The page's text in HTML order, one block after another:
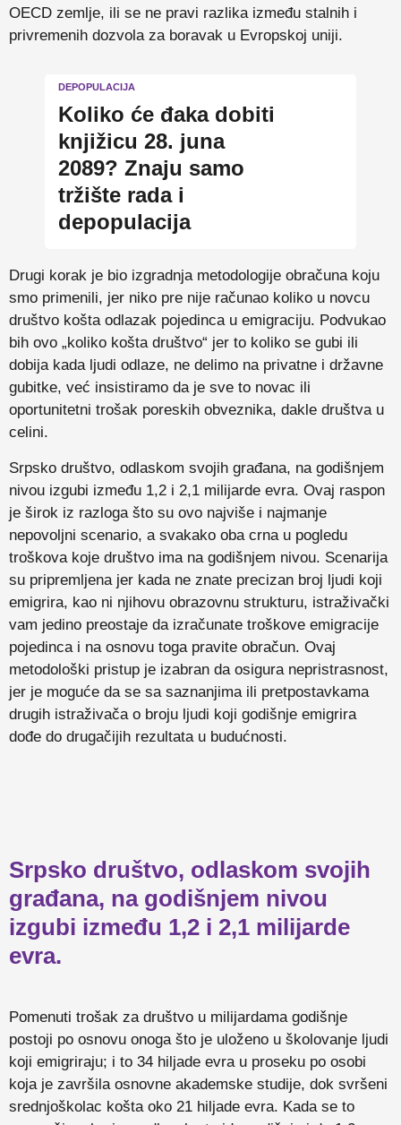
OECD zemlje, ili se ne pravi razlika između stalnih i
privremenih dozvola za boravak u Evropskoj uniji.
DEPOPULACIJA
Koliko će đaka dobiti
knjižicu 28. juna
2089? Znaju samo
tržište rada i
depopulacija
Drugi korak je bio izgradnja metodologije obračuna koju
smo primenili, jer niko pre nije računao koliko u novcu
društvo košta odlazak pojedinca u emigraciju. Podvukao
bih ovo „koliko košta društvo“ jer to koliko se gubi ili
dobija kada ljudi odlaze, ne delimo na privatne i državne
gubitke, već insistiramo da je sve to novac ili
oportunitetni trošak poreskih obveznika, dakle društva u
celini.
Srpsko društvo, odlaskom svojih građana, na godišnjem
nivou izgubi između 1,2 i 2,1 milijarde evra. Ovaj raspon
je širok iz razloga što su ovo najviše i najmanje
nepovoljni scenario, a svakako oba crna u pogledu
troškova koje društvo ima na godišnjem nivou. Scenarija
su pripremljena jer kada ne znate precizan broj ljudi koji
emigrira, kao ni njihovu obrazovnu strukturu, istraživački
vam jedino preostaje da izračunate troškove emigracije
pojedinca i na osnovu toga pravite obračun. Ovaj
metodološki pristup je izabran da osigura nepristrasnost,
jer je moguće da se sa saznanjima ili pretpostavkama
drugih istraživača o broju ljudi koji godišnje emigrira
dođe do drugačijih rezultata u budućnosti.
Srpsko društvo, odlaskom svojih
građana, na godišnjem nivou
izgubi između 1,2 i 2,1 milijarde
evra.
Pomenuti trošak za društvo u milijardama godišnje
postoji po osnovu onoga što je uloženo u školovanje ljudi
koji emigriraju; i to 34 hiljade evra u proseku po osobi
koja je završila osnovne akademske studije, dok svršeni
srednjoškolac košta oko 21 hiljade evra. Kada se to